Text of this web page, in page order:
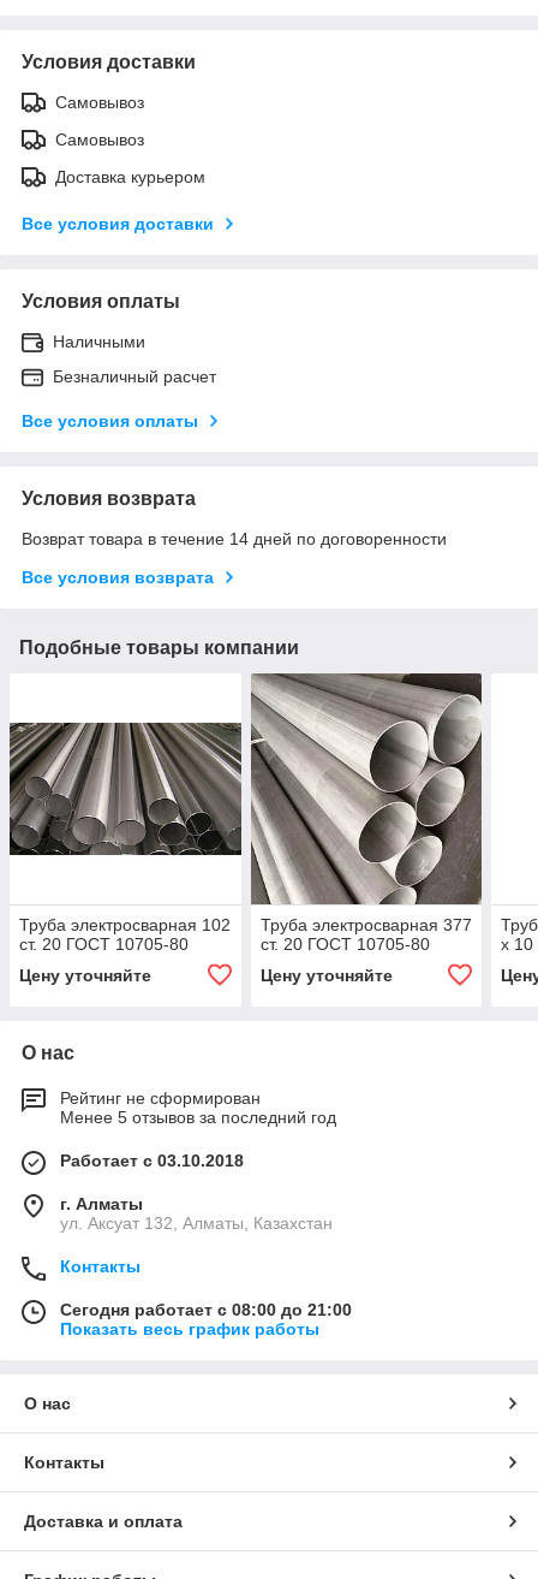
Условия доставки
Самовывоз
Самовывоз
Доставка курьером
Все условия доставки
Условия оплаты
Наличными
Безналичный расчет
Все условия оплаты
Условия возврата
Возврат товара в течение 14 дней по договоренности
Все условия возврата
Подобные товары компании
Труба электросварная 102
ст. 20 ГОСТ 10705-80
Цену уточняйте
Труба электросварная 377
ст. 20 ГОСТ 10705-80
Цену уточняйте
х
О нас
Рейтинг не сформирован
Менее 5 отзывов за последний год
Работает с 03.10.2018
г. Алматы
ул. Аксуат 132, Алматы, Казахстан
Контакты
Сегодня работает с 08:00 до 21:00
Показать весь график работы
О нас
Контакты
Доставка и оплата